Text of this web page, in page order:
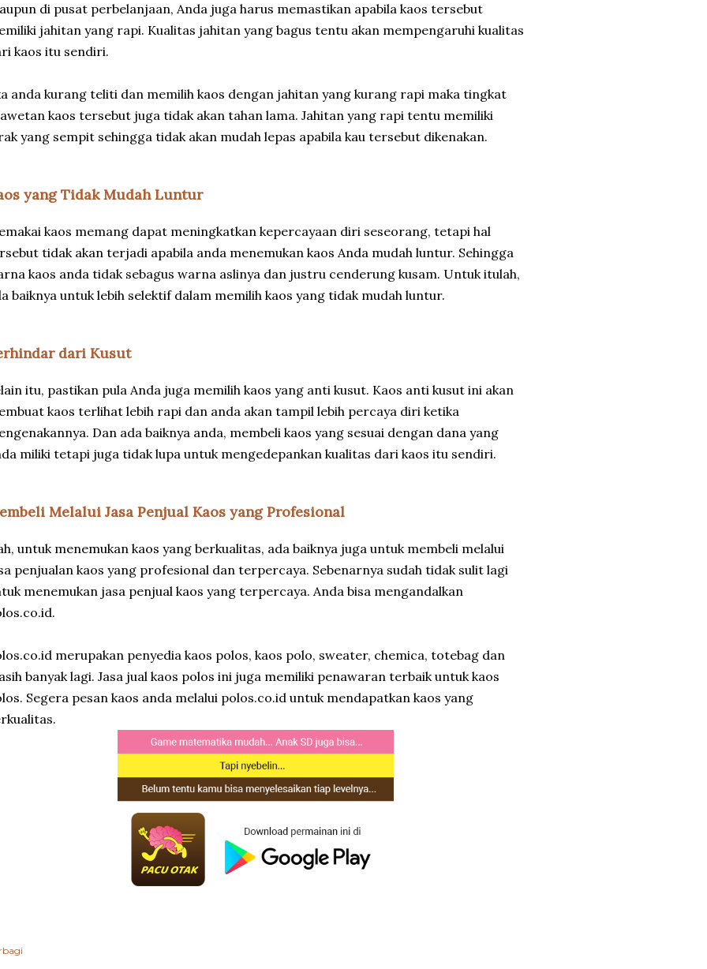
di pusat perbelanjaan, Anda juga harus memastikan apabila kaos tersebut
jahitan yang rapi. Kualitas jahitan yang bagus tentu akan mempengaruhi kualitas
kaos itu sendiri.
anda kurang teliti dan memilih kaos dengan jahitan yang kurang rapi maka tingkat
kaos tersebut juga tidak akan tahan lama. Jahitan yang rapi tentu memiliki
yang sempit sehingga tidak akan mudah lepas apabila kau tersebut dikenakan.
yang Tidak Mudah Luntur
kaos memang dapat meningkatkan kepercayaan diri seseorang, tetapi hal
tidak akan terjadi apabila anda menemukan kaos Anda mudah luntur. Sehingga
kaos anda tidak sebagus warna aslinya dan justru cenderung kusam. Untuk itulah,
baiknya untuk lebih selektif dalam memilih kaos yang tidak mudah luntur.
dari Kusut
itu, pastikan pula Anda juga memilih kaos yang anti kusut. Kaos anti kusut ini akan
kaos terlihat lebih rapi dan anda akan tampil lebih percaya diri ketika
Dan ada baiknya anda, membeli kaos yang sesuai dengan dana yang
miliki tetapi juga tidak lupa untuk mengedepankan kualitas dari kaos itu sendiri.
Melalui Jasa Penjual Kaos yang Profesional
untuk menemukan kaos yang berkualitas, ada baiknya juga untuk membeli melalui
penjualan kaos yang profesional dan terpercaya. Sebenarnya sudah tidak sulit lagi
menemukan jasa penjual kaos yang terpercaya. Anda bisa mengandalkan
merupakan penyedia kaos polos, kaos polo, sweater, chemica, totebag dan
banyak lagi. Jasa jual kaos polos ini juga memiliki penawaran terbaik untuk kaos
Segera pesan kaos anda melalui polos.co.id untuk mendapatkan kaos yang